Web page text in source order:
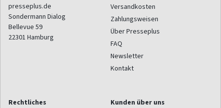
presseplus.de
Sondermann Dialog
Bellevue 59
22301 Hamburg
Versandkosten
Zahlungsweisen
Über Presseplus
FAQ
Newsletter
Kontakt
Rechtliches
Kunden über uns